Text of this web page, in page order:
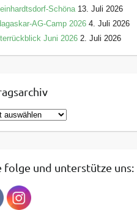
Schöna 13. Juli 2026
AG-Camp 2026 4. Juli 2026
Juni 2026 2. Juli 2026
folge und unterstütze uns: